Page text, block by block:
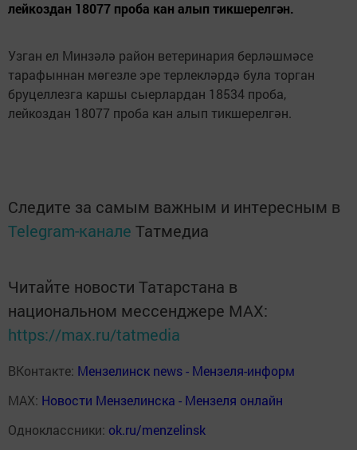
лейкоздан 18077 проба кан алып тикшерелгән.
Узган ел Минзәлә район ветеринария берләшмәсе
тарафыннан мөгезле эре терлекләрдә була торган
бруцеллезга каршы сыерлардан 18534 проба,
лейкоздан 18077 проба кан алып тикшерелгән.
Следите за самым важным и интересным в
Telegram-канале Татмедиа
Читайте новости Татарстана в
национальном мессенджере MАХ:
https://max.ru/tatmedia
ВКонтакте: Мензелинск news - Мензеля-информ
MAX: Новости Мензелинска - Мензеля онлайн
Одноклассники: ok.ru/menzelinsk